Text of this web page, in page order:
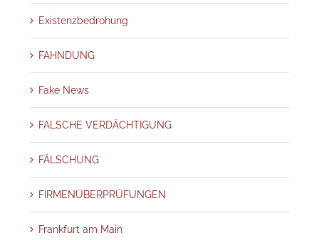
Existenzbedrohung
FAHNDUNG
Fake News
FALSCHE VERDÄCHTIGUNG
FÄLSCHUNG
FIRMENÜBERPRÜFUNGEN
Frankfurt am Main